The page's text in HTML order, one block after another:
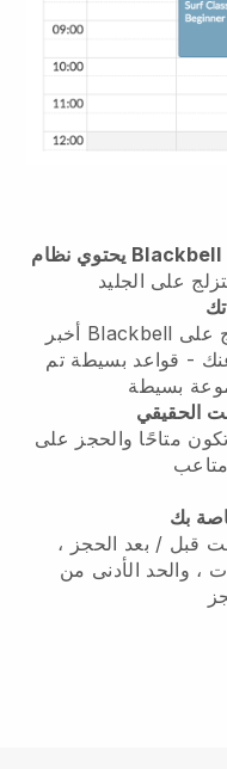
على الجليد
أخبر Blackbell عندما تتوفر خدمات مدرب التزلج على
- قواعد بسيطة تم
الحقيقي
متاحًا والحجز على
بك
قبل / بعد الحجز ،
، والحد الأدنى من